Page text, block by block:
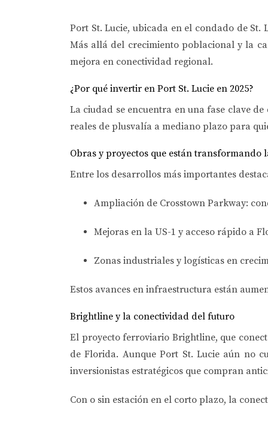
Port St. Lucie, ubicada en el condado de St.
Más allá del crecimiento poblacional y la
mejora en conectividad regional.
¿Por qué invertir en Port St. Lucie en 2025?
La ciudad se encuentra en una fase clave
reales de plusvalía a mediano plazo para
Obras y proyectos que están transformando
Entre los desarrollos más importantes
Ampliación de Crosstown Parkway:
Mejoras en la US-1 y acceso rápido a
Zonas industriales y logísticas en
Estos avances en infraestructura están
Brightline y la conectividad del futuro
El proyecto ferroviario Brightline, que
de Florida. Aunque Port St. Lucie aún no
inversionistas estratégicos que compran
Con o sin estación en el corto plazo, la